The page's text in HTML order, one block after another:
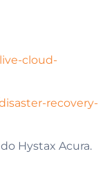
cloud-
recovery-
Hystax Acura.